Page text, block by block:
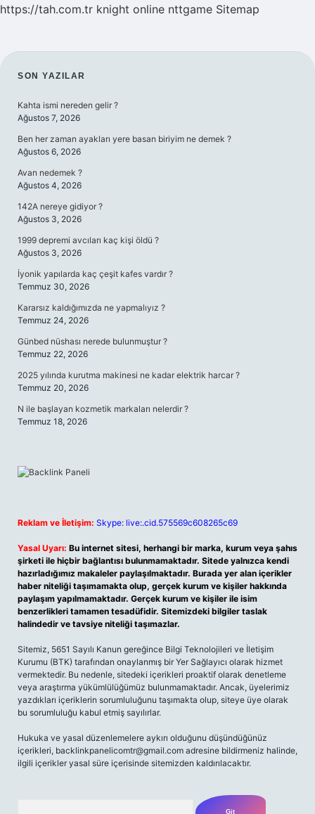
https://tah.com.tr knight online nttgame Sitemap
SIDEBAR
SON YAZILAR
Kahta ismi nereden gelir ?
Ağustos 7, 2026
Ben her zaman ayakları yere basan biriyim ne demek ?
Ağustos 6, 2026
Avan nedemek ?
Ağustos 4, 2026
142A nereye gidiyor ?
Ağustos 3, 2026
1999 depremi avcıları kaç kişi öldü ?
Ağustos 3, 2026
İyonik yapılarda kaç çeşit kafes vardır ?
Temmuz 30, 2026
Kararsız kaldığımızda ne yapmalıyız ?
Temmuz 24, 2026
Günbed nüshası nerede bulunmuştur ?
Temmuz 22, 2026
2025 yılında kurutma makinesi ne kadar elektrik harcar ?
Temmuz 20, 2026
N ile başlayan kozmetik markaları nelerdir ?
Temmuz 18, 2026
Reklam ve İletişim: Skype: live:.cid.575569c608265c69
Yasal Uyarı: Bu internet sitesi, herhangi bir marka, kurum veya şahıs
şirketi ile hiçbir bağlantısı bulunmamaktadır. Sitede yalnızca kendi
hazırladığımız makaleler paylaşılmaktadır. Burada yer alan içerikler
haber niteliği taşımamakta olup, gerçek kurum ve kişiler hakkında
paylaşım yapılmamaktadır. Gerçek kurum ve kişiler ile isim
benzerlikleri tamamen tesadüfidir. Sitemizdeki bilgiler taslak
halindedir ve tavsiye niteliği taşımazlar.
Sitemiz, 5651 Sayılı Kanun gereğince Bilgi Teknolojileri ve İletişim
Kurumu (BTK) tarafından onaylanmış bir Yer Sağlayıcı olarak hizmet
vermektedir. Bu nedenle, sitedeki içerikleri proaktif olarak denetleme
veya araştırma yükümlülüğümüz bulunmamaktadır. Ancak, üyelerimiz
yazdıkları içeriklerin sorumluluğunu taşımakta olup, siteye üye olarak
bu sorumluluğu kabul etmiş sayılırlar.
Hukuka ve yasal düzenlemelere aykırı olduğunu düşündüğünüz
içerikleri, backlinkpanelicomtr@gmail.com adresine bildirmeniz halinde,
ilgili içerikler yasal süre içerisinde sitemizden kaldırılacaktır.